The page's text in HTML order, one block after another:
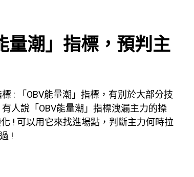
量潮」指標，預判主
: 「OBV能量潮」指標，有別於大部分技
人說「OBV能量潮」指標洩漏主力的操
! 可以用它來找進場點，判斷主力何時拉
!